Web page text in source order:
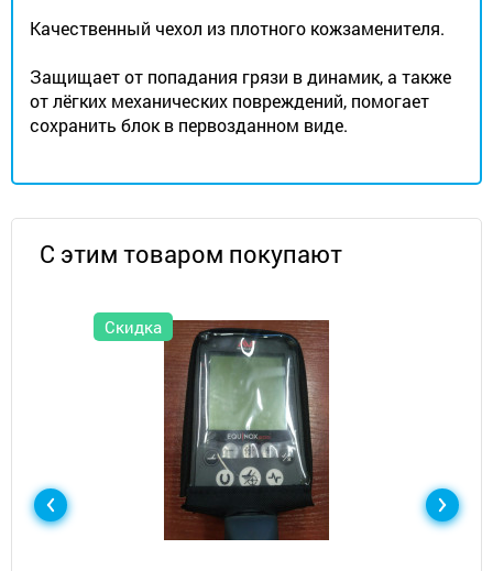
Качественный чехол из плотного кожзаменителя.
Защищает от попадания грязи в динамик, а также
от лёгких механических повреждений, помогает
сохранить блок в первозданном виде.
С этим товаром покупают
Скидка